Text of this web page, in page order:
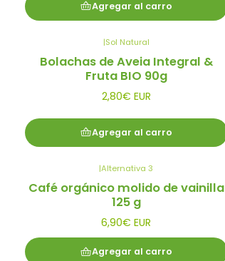
Agregar al carro
|Sol Natural
Bolachas de Aveia Integral &
Fruta BIO 90g
2,80€ EUR
Agregar al carro
|Alternativa 3
Café orgánico molido de vainilla
125 g
6,90€ EUR
Agregar al carro